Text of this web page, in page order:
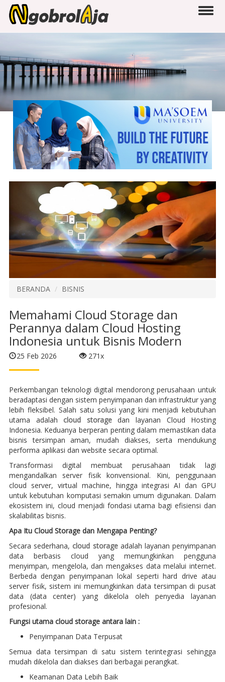
BERANDA BISNIS
Memahami Cloud Storage dan
Perannya dalam Cloud Hosting
Indonesia untuk Bisnis Modern
25 Feb 2026 271x
Perkembangan teknologi digital mendorong perusahaan untuk
beradaptasi dengan sistem penyimpanan dan infrastruktur yang
lebih fleksibel. Salah satu solusi yang kini menjadi kebutuhan
utama adalah cloud storagedan layanan Cloud Hosting
Indonesia. Keduanya berperan penting dalam memastikan data
bisnis tersimpan aman, mudah diakses, serta mendukung
performa aplikasi dan website secara optimal.
Transformasi digital membuat perusahaan tidak lagi
mengandalkan server fisik konvensional. Kini, penggunaan
cloud server, virtual machine, hingga integrasi AI dan GPU
untuk kebutuhan komputasi semakin umum digunakan. Dalam
ekosistem ini, cloud menjadi fondasi utama bagi efisiensi dan
skalabilitas bisnis.
Apa Itu Cloud Storage dan Mengapa Penting?
Secara sederhana, cloud storageadalah layanan penyimpanan
data berbasis cloud yang memungkinkan pengguna
menyimpan, mengelola, dan mengakses data melalui internet.
Berbeda dengan penyimpanan lokal seperti hard drive atau
server fisik, sistem ini memungkinkan data tersimpan di pusat
data (data center) yang dikelola oleh penyedia layanan
profesional.
Fungsi utama cloud storage antara lain :
Penyimpanan Data Terpusat
Semua data tersimpan di satu sistem terintegrasi sehingga
mudah dikelola dan diakses dari berbagai perangkat.
Keamanan Data Lebih Baik